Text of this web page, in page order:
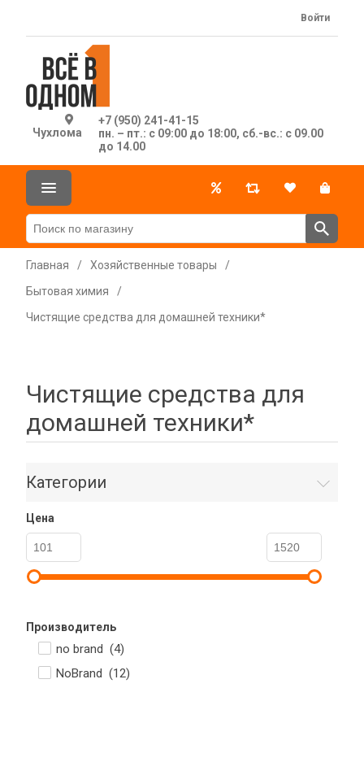
Чухлома
+7 (950) 241-41-15
пн. – пт.: с 09:00 до 18:00, сб.-вс.: с 09.00
до 14.00
Войти
Главная / Хозяйственные товары
/
Бытовая химия
/
Чистящие средства для домашней техники*
Чистящие средства для
домашней техники*
Категории
Цена
Производитель
no brand (4)
NoBrand (12)